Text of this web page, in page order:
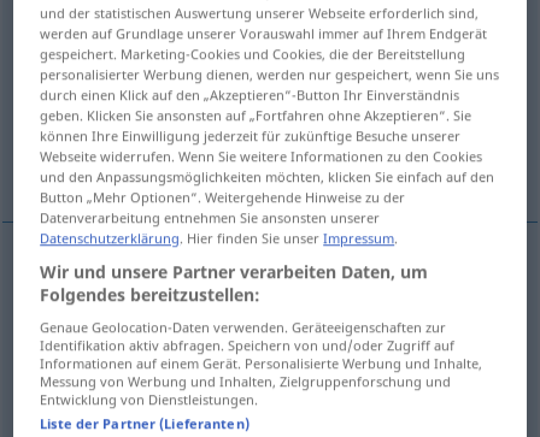
Übersicht aller Übersetzungen
(Für mehr Details die Übersetzung anklicken/antippen)
demolição desprendimento
corte, interrupção, suspensão
demoliçãof Abbruch
desprendimentom Abbruch GEOL
und der statistischen Auswertung unserer Webseite erforderlich sind,
werden auf Grundlage unserer Vorauswahl immer auf Ihrem Endgerät
gespeichert. Marketing-Cookies und Cookies, die der Bereitstellung
personalisierter Werbung dienen, werden nur gespeichert, wenn Sie uns
durch einen Klick auf den „Akzeptieren“-Button Ihr Einverständnis
geben. Klicken Sie ansonsten auf „Fortfahren ohne Akzeptieren“. Sie
können Ihre Einwilligung jederzeit für zukünftige Besuche unserer
Webseite widerrufen. Wenn Sie weitere Informationen zu den Cookies
und den Anpassungsmöglichkeiten möchten, klicken Sie einfach auf den
Button „Mehr Optionen“. Weitergehende Hinweise zu der
Datenverarbeitung entnehmen Sie ansonsten unserer
Datenschutzerklärung. Hier finden Sie unserImpressum.
Wir und unsere Partner verarbeiten Daten, um
Folgendes bereitzustellen:
Genaue Geolocation-Daten verwenden. Geräteeigenschaften zur
Identifikation aktiv abfragen. Speichern von und/oder Zugriff auf
Informationen auf einem Gerät. Personalisierte Werbung und Inhalte,
Messung von Werbung und Inhalten, Zielgruppenforschung und
Entwicklung von Dienstleistungen.
Liste der Partner (Lieferanten)